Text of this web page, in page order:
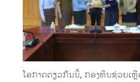
ໂອກາດດຽວກັນນີ້, ກອງທຶນຊ່ວຍເຫຼື